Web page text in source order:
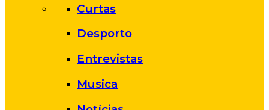
Curtas
Desporto
Entrevistas
Musica